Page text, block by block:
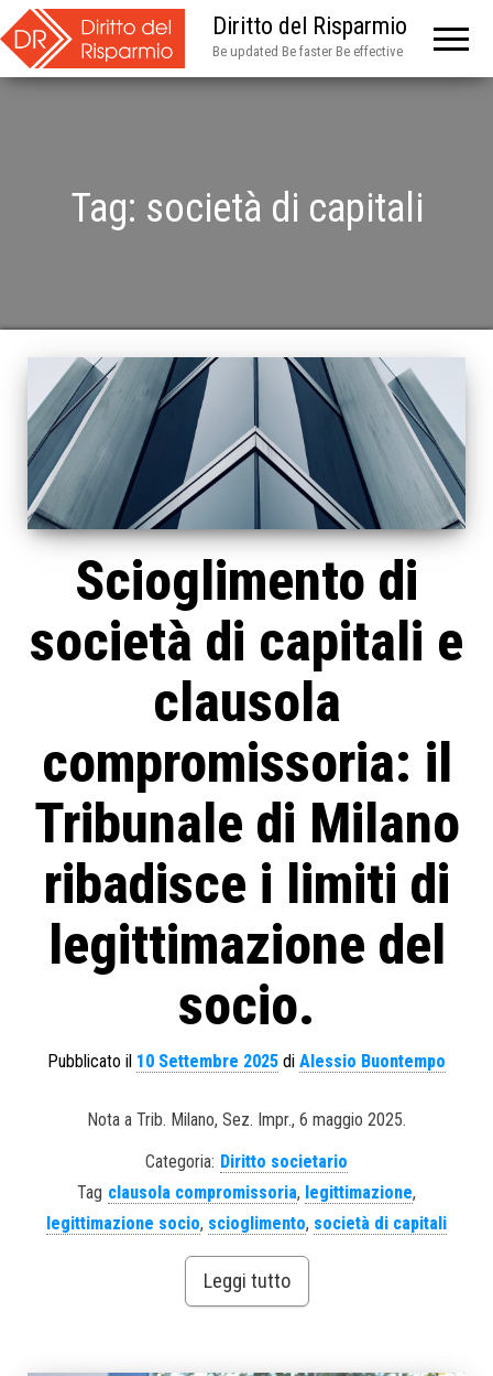
Diritto del Risparmio
Be updated Be faster Be effective
Tag: società di capitali
Scioglimento di
società di capitali e
clausola
compromissoria: il
Tribunale di Milano
ribadisce i limiti di
legittimazione del
socio.
Pubblicato il 10 Settembre 2025 di Alessio Buontempo
Nota a Trib. Milano, Sez. Impr., 6 maggio 2025.
Categoria: Diritto societario
Tag clausola compromissoria, legittimazione,
legittimazione socio, scioglimento, società di capitali
Leggi tutto